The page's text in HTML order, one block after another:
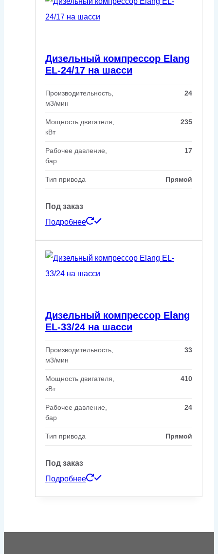
Дизельный компрессор Elang
EL-24/17 на шасси
Производительность,
м3/мин
24
Мощность двигателя,
кВт
235
Рабочее давление,
бар
17
Тип привода Прямой
Под заказ
Подробнее
Дизельный компрессор Elang
EL-33/24 на шасси
Производительность,
м3/мин
33
Мощность двигателя,
кВт
410
Рабочее давление,
бар
24
Тип привода Прямой
Под заказ
Подробнее